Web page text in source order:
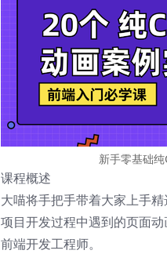
新手零基础
课程概述
大喵将手把手带着大家上手
项目开发过程中遇到的页面
前端开发工程师。